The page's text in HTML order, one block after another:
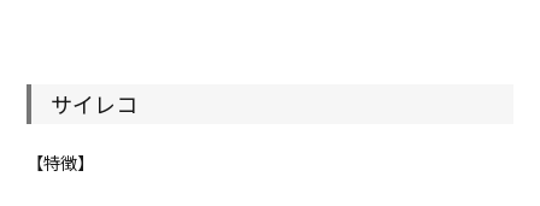
サイレコ
【特徴】